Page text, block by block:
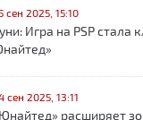
сен 2025, 15:10
Игра на PSP стала
сен 2025, 13:11
расширяет